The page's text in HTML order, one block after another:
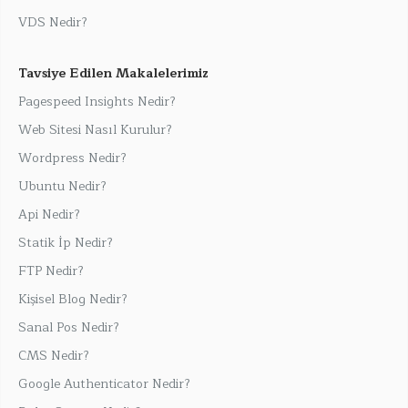
VDS Nedir?
Tavsiye Edilen Makalelerimiz
Pagespeed Insights Nedir?
Web Sitesi Nasıl Kurulur?
Wordpress Nedir?
Ubuntu Nedir?
Api Nedir?
Statik İp Nedir?
FTP Nedir?
Kişisel Blog Nedir?
Sanal Pos Nedir?
CMS Nedir?
Google Authenticator Nedir?